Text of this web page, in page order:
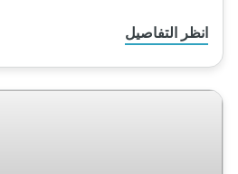
انظر التفاصيل